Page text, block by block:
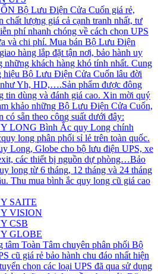
Bộ Lưu Điện Cửa Cuốn giá rẻ,
chất lượng giá cả cạnh tranh nhất, tư
phí nhanh chóng về cách chọn UPS
và chi phí. Mua bán Bộ Lưu Điện
hàng lắp đặt tận nơi, bảo hành uy
những khách hàng khó tính nhất. Cung
hiệu Bộ Lưu Điện Cửa Cuốn lâu đời
Yh, HD,….Sản phẩm được đông
tin dùng và đánh giá cao. Xin mời quý
khảo những Bộ Lưu Điện Cửa Cuốn,
có sẵn theo công suất dưới đây:
LONG Bình Ắc quy Long chính
long phân phối sỉ lẻ trên toàn quốc.
Long, Globe cho bộ lưu điện UPS, xe
các thiết bị nguồn dự phòng…Bảo
long từ 6 tháng, 12 tháng và 24 tháng
Thu mua bình ắc quy long cũ giá cao
SAITE
VISION
CSB
GLOBE
tâm Toàn Tâm chuyên phân phối Bộ
cũ giá rẻ bảo hành chu đáo nhất hiện
chọn các loại UPS đã qua sử dụng